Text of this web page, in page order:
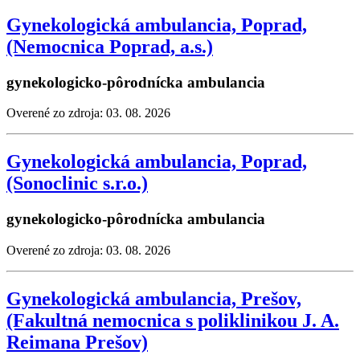
Gynekologická ambulancia, Poprad,
(Nemocnica Poprad, a.s.)
gynekologicko-pôrodnícka ambulancia
Overené zo zdroja: 03. 08. 2026
Gynekologická ambulancia, Poprad,
(Sonoclinic s.r.o.)
gynekologicko-pôrodnícka ambulancia
Overené zo zdroja: 03. 08. 2026
Gynekologická ambulancia, Prešov,
(Fakultná nemocnica s poliklinikou J. A.
Reimana Prešov)